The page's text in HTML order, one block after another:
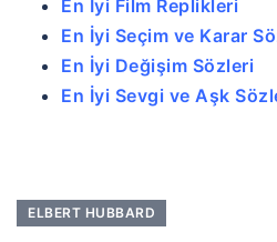
En İyi Film Replikleri
En İyi Seçim ve Karar
En İyi Değişim Sözleri
En İyi Sevgi ve Aşk
ELBERT HUBBARD